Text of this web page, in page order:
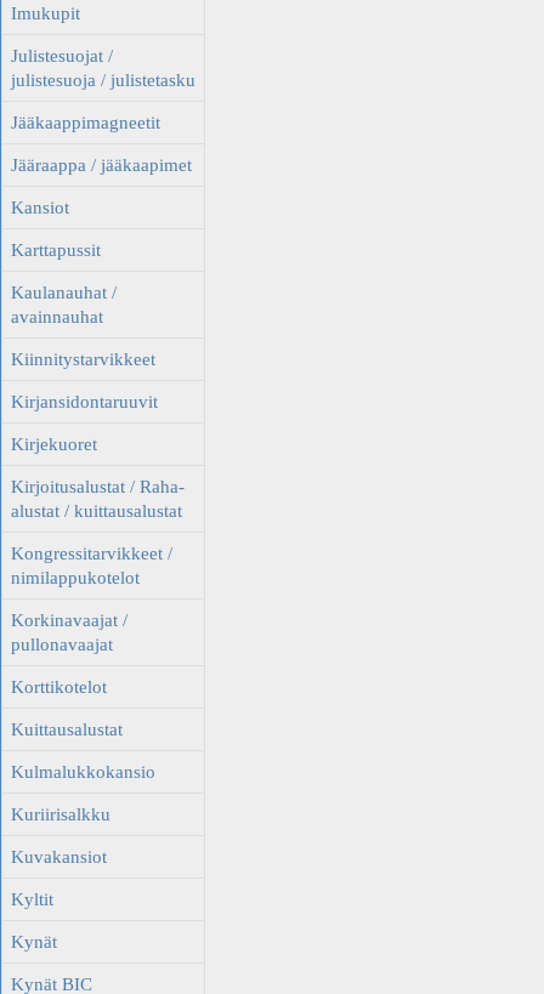
Imukupit
Julistesuojat /
julistesuoja / julistetasku
Jääkaappimagneetit
Jääraappa / jääkaapimet
Kansiot
Karttapussit
Kaulanauhat /
avainnauhat
Kiinnitystarvikkeet
Kirjansidontaruuvit
Kirjekuoret
Kirjoitusalustat / Raha-
alustat / kuittausalustat
Kongressitarvikkeet /
nimilappukotelot
Korkinavaajat /
pullonavaajat
Korttikotelot
Kuittausalustat
Kulmalukkokansio
Kuriirisalkku
Kuvakansiot
Kyltit
Kynät
Kynät BIC